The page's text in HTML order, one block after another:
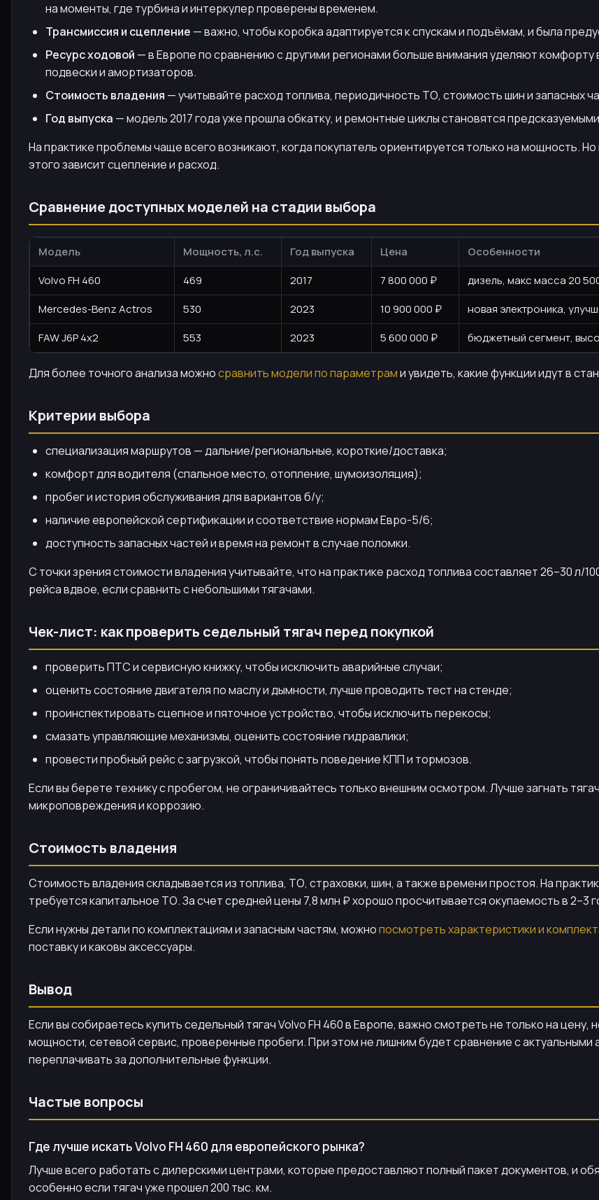
на моменты, где турбина и интеркулер проверены временем.
Трансмиссия и сцепление — важно, чтобы коробка адаптируется к спускам и подъёмам, и была
Ресурс ходовой — в Европе по сравнению с другими регионами больше внимания уделяют
подвески и амортизаторов.
Стоимость владения — учитывайте расход топлива, периодичность ТО, стоимость шин и запасных
Год выпуска — модель 2017 года уже прошла обкатку, и ремонтные циклы становятся
На практике проблемы чаще всего возникают, когда покупатель ориентируется только на мощность.
этого зависит сцепление и расход.
Сравнение доступных моделей на стадии выбора
Модель Мощность, л.с. Год выпуска Цена
Особенности
Volvo FH 460
469 2017 7 800 000 ₽
дизель, макс масса 20
Mercedes-Benz Actros
530 2023 10 900 000 ₽
новая электроника,
FAW J6P 4x2
553 2023 5 600 000 ₽ бюджетный сегмент,
Для более точного анализа можносравнить модели по параметрами увидеть, какие функции идут в
Критерии выбора
специализация маршрутов — дальние/региональные, короткие/доставка;
комфорт для водителя (спальное место, отопление, шумоизоляция);
пробег и история обслуживания для вариантов б/у;
наличие европейской сертификации и соответствие нормам Евро-5/6;
доступность запасных частей и время на ремонт в случае поломки.
С точки зрения стоимости владения учитывайте, что на практике расход топлива составляет 26–30 л/
рейса вдвое, если сравнить с небольшими тягачами.
Чек-лист: как проверить седельный тягач перед покупкой
проверить ПТС и сервисную книжку, чтобы исключить аварийные случаи;
оценить состояние двигателя по маслу и дымности, лучше проводить тест на стенде;
проинспектировать сцепное и пяточное устройство, чтобы исключить перекосы;
смазать управляющие механизмы, оценить состояние гидравлики;
провести пробный рейс с загрузкой, чтобы понять поведение КПП и тормозов.
Если вы берете технику с пробегом, не ограничивайтесь только внешним осмотром. Лучше загнать
микроповреждения и коррозию.
Стоимость владения
Стоимость владения складывается из топлива, ТО, страховки, шин, а также времени простоя. На
требуется капитальное ТО. За счет средней цены 7,8 млн ₽ хорошо просчитывается окупаемость в 2–3
Если нужны детали по комплектациям и запасным частям, можнопосмотреть характеристики и
поставку и каковы аксессуары.
Вывод
Если вы собираетесь купить седельный тягач Volvo FH 460 в Европе, важно смотреть не только на цену,
мощности, сетевой сервис, проверенные пробеги. При этом не лишним будет сравнение с актуальными
переплачивать за дополнительные функции.
Частые вопросы
Где лучше искать Volvo FH 460 для европейского рынка?
Лучше всего работать с дилерскими центрами, которые предоставляют полный пакет документов, и
особенно если тягач уже прошел 200 тыс. км.